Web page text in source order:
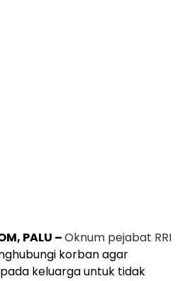
PALU –Oknum pejabat RRI
korban agar
keluarga untuk tidak